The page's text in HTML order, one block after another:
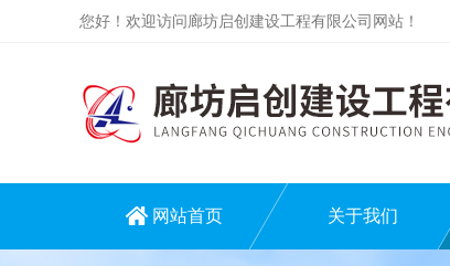
您好！欢迎访问廊坊启创建设工程有限公司网站！
网站首页 关于我们